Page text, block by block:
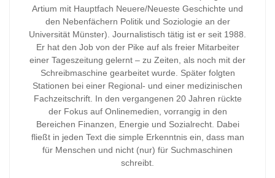
Artium mit Hauptfach Neuere/Neueste Geschichte und
den Nebenfächern Politik und Soziologie an der
Universität Münster). Journalistisch tätig ist er seit 1988.
Er hat den Job von der Pike auf als freier Mitarbeiter
einer Tageszeitung gelernt – zu Zeiten, als noch mit der
Schreibmaschine gearbeitet wurde. Später folgten
Stationen bei einer Regional- und einer medizinischen
Fachzeitschrift. In den vergangenen 20 Jahren rückte
der Fokus auf Onlinemedien, vorrangig in den
Bereichen Finanzen, Energie und Sozialrecht. Dabei
fließt in jeden Text die simple Erkenntnis ein, dass man
für Menschen und nicht (nur) für Suchmaschinen
schreibt.